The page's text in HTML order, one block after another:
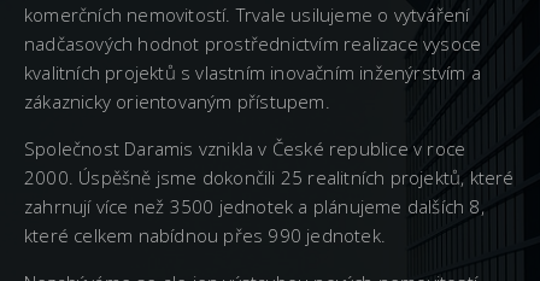
komerčních nemovitostí. Trvale usilujeme o vytváření
nadčasových hodnot prostřednictvím realizace vysoce
kvalitních projektů s vlastním inovačním inženýrstvím a
zákaznicky orientovaným přístupem.
Společnost Daramis vznikla v České republice v roce
2000. Úspěšně jsme dokončili 25 realitních projektů, které
zahrnují více než 3500 jednotek a plánujeme dalších 8,
které celkem nabídnou přes 990 jednotek.